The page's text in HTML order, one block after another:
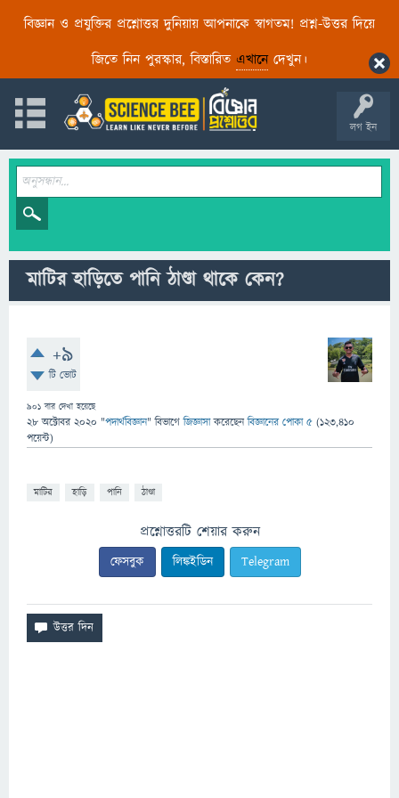
বিজ্ঞান ও প্রযুক্তির প্রশ্নোত্তর দুনিয়ায় আপনাকে স্বাগতম! প্রশ্ন-উত্তর দিয়ে
জিতে নিন পুরস্কার, বিস্তারিত এখানেদেখুন।
লগ ইন
মাটির হাড়িতে পানি ঠাণ্ডা থাকে কেন?
+9
টি ভোট
901 বার দেখা হয়েছে
28 অক্টোবর 2020 "পদার্থবিজ্ঞান" বিভাগে জিজ্ঞাসাকরেছেনবিজ্ঞানের পোকা ৫ (123,410
পয়েন্ট)
মাটির হাড়ি পানি ঠাণ্ডা
প্রশ্নোত্তরটি শেয়ার করুন
ফেসবুক লিঙ্কইডিন Telegram